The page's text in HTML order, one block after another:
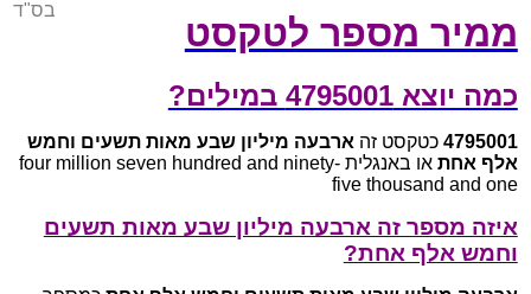
ממיר מספר לטקסט
בס"ד
כמה יוצא 4795001 במילים?
4795001 כטקסט זה ארבעה מיליון שבע מאות תשעים וחמש
אלף אחת
או באנגלית four million seven hundred and ninety-
five thousand and one
איזה מספר זה ארבעה מיליון שבע מאות תשעים
וחמש אלף אחת?